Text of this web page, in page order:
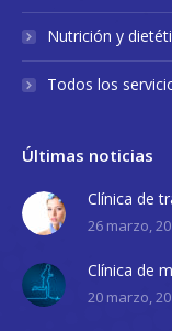
Nutrición y
Todos los
Últimas noticias
Clínica de
26 marzo,
Clínica de
20 marzo,